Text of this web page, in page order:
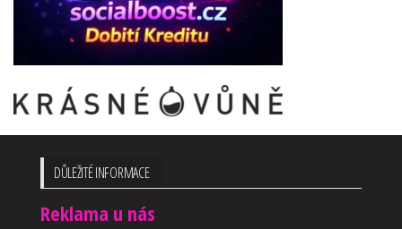
DŮLEŽITÉ INFORMACE
Reklama u nás